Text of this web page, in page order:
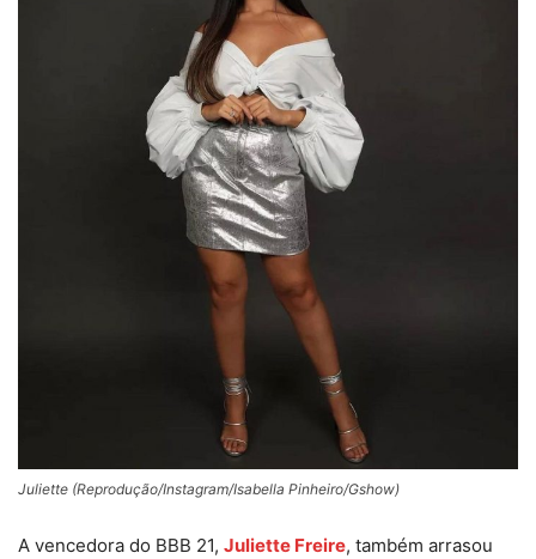
Juliette (Reprodução/Instagram/Isabella Pinheiro/Gshow)
A vencedora do BBB 21, Juliette Freire, também arrasou